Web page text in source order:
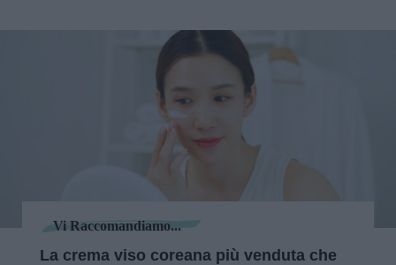
Vi Raccomandiamo...
La crema viso coreana più venduta che